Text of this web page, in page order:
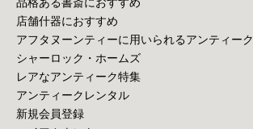
店舗什器におすすめ
アフタヌーンティーに用いられるアンティーク
シャーロック・ホームズ
レアなアンティーク特集
アンティークレンタル
新規会員登録